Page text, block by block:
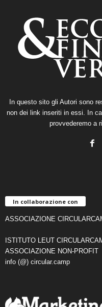
In questo sito gli Autori sono
non dei link inseriti in essi. In
provvederemo a
In collaborazione con
ASSOCIAZIONE
ISTITUTO LEUT
ASSOCIAZIONE NON-PROFIT
info (@) circular.camp